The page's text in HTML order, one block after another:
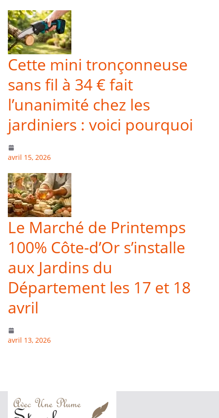
Cette mini tronçonneuse
sans fil à 34 € fait
l’unanimité chez les
jardiniers : voici pourquoi
avril 15, 2026
Le Marché de Printemps
100% Côte-d’Or s’installe
aux Jardins du
Département les 17 et 18
avril
avril 13, 2026